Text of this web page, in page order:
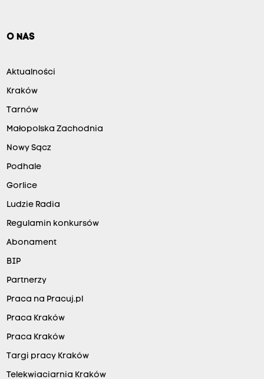
O NAS
Aktualności
Kraków
Tarnów
Małopolska Zachodnia
Nowy Sącz
Podhale
Gorlice
Ludzie Radia
Regulamin konkursów
Abonament
BIP
Partnerzy
Praca na Pracuj.pl
Praca Kraków
Praca Kraków
Targi pracy Kraków
Telekwiaciarnia Kraków